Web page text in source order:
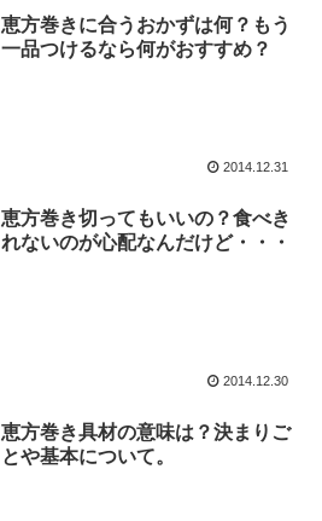
恵方巻きに合うおかずは何？もう
一品つけるなら何がおすすめ？
2014.12.31
恵方巻き切ってもいいの？食べき
れないのが心配なんだけど・・・
2014.12.30
恵方巻き具材の意味は？決まりご
とや基本について。